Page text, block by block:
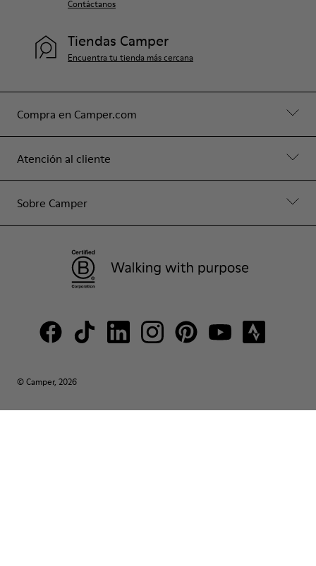
Compra en Camper.com
Atención al cliente
Sobre Camper
Contáctanos
Tiendas Camper
Encuentra tu tienda más cercana
© Camper, 2026